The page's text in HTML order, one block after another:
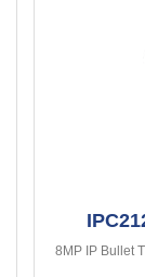
8MP IP Bullet